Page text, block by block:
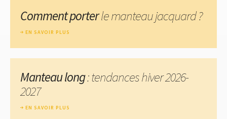
Comment porterle manteau jacquard ?
EN SAVOIR PLUS
Manteau long: tendances hiver 2026-
2027
EN SAVOIR PLUS